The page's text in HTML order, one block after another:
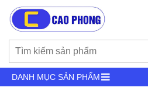
DANH MỤC SẢN PHẨM